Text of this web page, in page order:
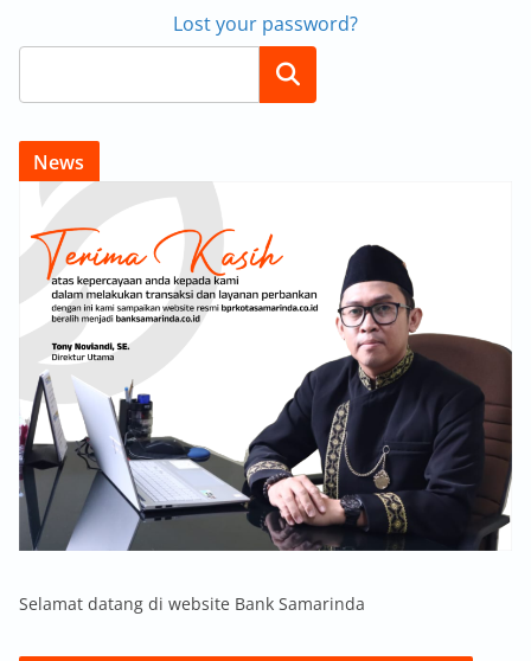
Lost your password?
Search
News
Selamat datang di website Bank Samarinda